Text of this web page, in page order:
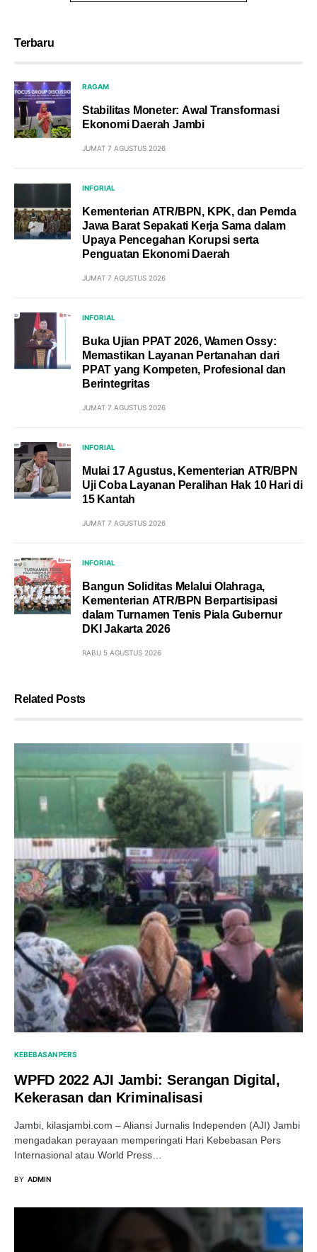
Terbaru
RAGAM
Stabilitas Moneter: Awal Transformasi
Ekonomi Daerah Jambi
JUMAT 7 AGUSTUS 2026
INFORIAL
Kementerian ATR/BPN, KPK, dan Pemda
Jawa Barat Sepakati Kerja Sama dalam
Upaya Pencegahan Korupsi serta
Penguatan Ekonomi Daerah
JUMAT 7 AGUSTUS 2026
INFORIAL
Buka Ujian PPAT 2026, Wamen Ossy:
Memastikan Layanan Pertanahan dari
PPAT yang Kompeten, Profesional dan
Berintegritas
JUMAT 7 AGUSTUS 2026
INFORIAL
Mulai 17 Agustus, Kementerian ATR/BPN
Uji Coba Layanan Peralihan Hak 10 Hari di
15 Kantah
JUMAT 7 AGUSTUS 2026
INFORIAL
Bangun Soliditas Melalui Olahraga,
Kementerian ATR/BPN Berpartisipasi
dalam Turnamen Tenis Piala Gubernur
DKI Jakarta 2026
RABU 5 AGUSTUS 2026
Related Posts
KEBEBASAN PERS
WPFD 2022 AJI Jambi: Serangan Digital,
Kekerasan dan Kriminalisasi
Jambi, kilasjambi.com – Aliansi Jurnalis Independen (AJI) Jambi
mengadakan perayaan memperingati Hari Kebebasan Pers
Internasional atau World Press…
BY ADMIN